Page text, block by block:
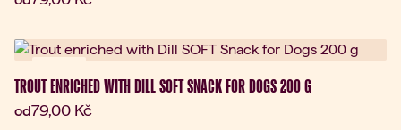
TROUT ENRICHED WITH DILL SOFT SNACK FOR DOGS 200 G
odAktuální cena:
79,00 Kč